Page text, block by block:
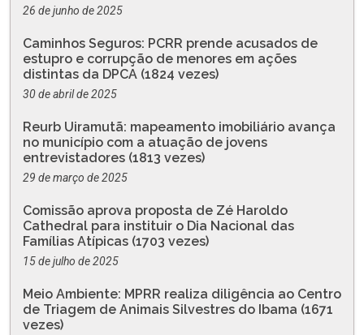
26 de junho de 2025
Caminhos Seguros: PCRR prende acusados de
estupro e corrupção de menores em ações
distintas da DPCA (1824 vezes)
30 de abril de 2025
Reurb Uiramutã: mapeamento imobiliário avança
no município com a atuação de jovens
entrevistadores (1813 vezes)
29 de março de 2025
Comissão aprova proposta de Zé Haroldo
Cathedral para instituir o Dia Nacional das
Famílias Atípicas (1703 vezes)
15 de julho de 2025
Meio Ambiente: MPRR realiza diligência ao Centro
de Triagem de Animais Silvestres do Ibama (1671
vezes)